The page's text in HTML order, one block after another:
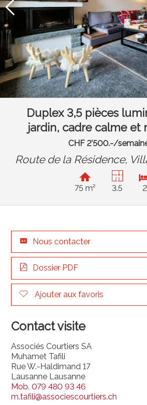
Duplex 3,5 pièces
jardin, cadre calme et
CHF 2'500.-/
Route de la Résidence,
75 m² 3.5 2
Nous contacter
Dossier PDF
Ajouter aux favoris
Contact visite
Associés Courtiers SA
Muhamet Tafili
Rue W.-Haldimand 17
Lausanne Lausanne
Mob.079 480 93 46
m.tafili@associescourtiers.ch